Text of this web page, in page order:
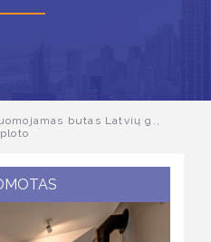
butas Latvių g.,